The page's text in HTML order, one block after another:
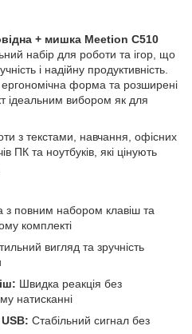
+ мишка Meetion C510
набір для роботи та ігор, що
і надійну продуктивність.
ергономічна форма та розширені
ідеальним вибором як для
з текстами, навчання, офісних
ПК та ноутбуків, які цінують
з повним набором клавіш та
комплекті
вигляд та зручність
Швидка реакція без
натисканні
Стабільний сигнал без